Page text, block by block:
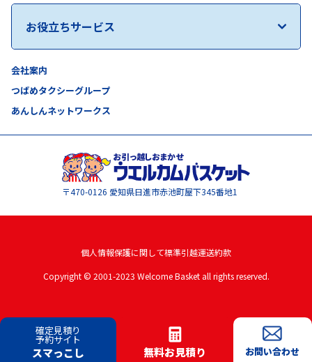
確定見積り
予約サイト
スマっこし 無料お見積り お問い合わせ
お役立ちサービス
会社案内
つばめタクシーグループ
あんしんネットワークス
〒470-0126 愛知県日進市赤池町屋下345番地1
個人情報保護に関して標準引越運送約款
Copyright © 2001-2023 Welcome Basket all rights reserved.